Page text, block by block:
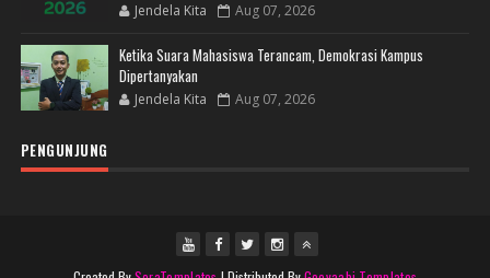
Jendela Kita Aug 07, 2026
Ketika Suara Mahasiswa Terancam, Demokrasi Kampus
Dipertanyakan
Jendela Kita Aug 07, 2026
PENGUNJUNG